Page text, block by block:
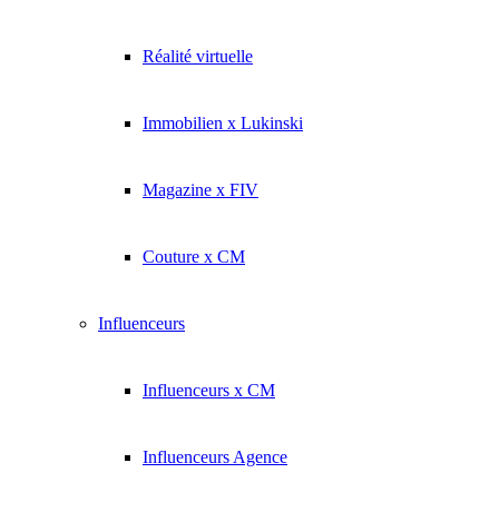
Réalité virtuelle
Immobilien x Lukinski
Magazine x FIV
Couture x CM
Influenceurs
Influenceurs x CM
Influenceurs Agence